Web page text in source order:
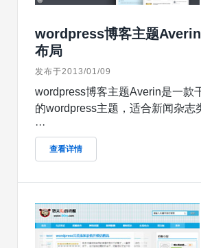
wordpress博客主题
布局
发布于2013/01/09
wordpress博客主题Averin是一款
的wordpress主题，适合新闻杂志
···
查看详情